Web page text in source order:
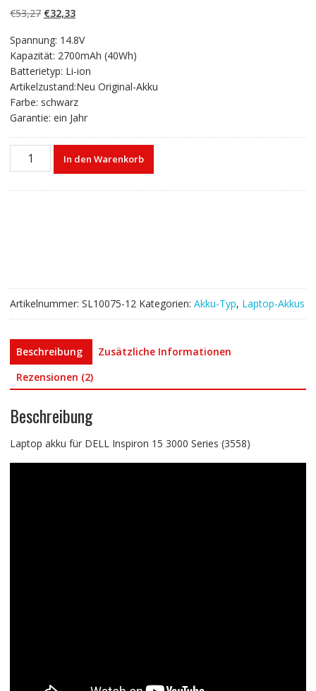
basierend auf
Kundenbewertun
€53,27 Ursprünglicher
war:
€53,27
€32,33Aktueller
ist:
€32,33.
Spannung: 14.8V
Kapazität: 2700mAh (40Wh)
Batterietyp: Li-ion
Artikelzustand:Neu Original-Akku
Farbe: schwarz
Garantie: ein Jahr
Laptop
Menge
In den Warenkorb
Artikelnummer: SL10075-12 Kategorien: Akku-Typ, Laptop-Akkus
Beschreibung
Zusätzliche Informationen
Rezensionen (2)
Beschreibung
Laptop akku für DELL Inspiron 15 3000 Series (3558)